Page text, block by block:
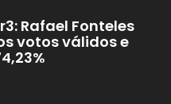
Rafael Fonteles
votos válidos e